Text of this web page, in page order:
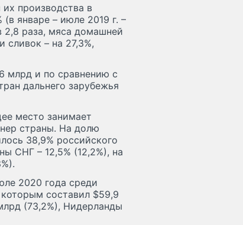
производства в
январе – июле 2019 г. –
2,8 раза, мяса домашней
сливок – на 27,3%,
млрд и по сравнению с
дальнего зарубежья
место занимает
страны. На долю
38,9% российского
СНГ – 12,5% (12,2%), на
2020 года среди
составил $59,9
(73,2%), Нидерланды